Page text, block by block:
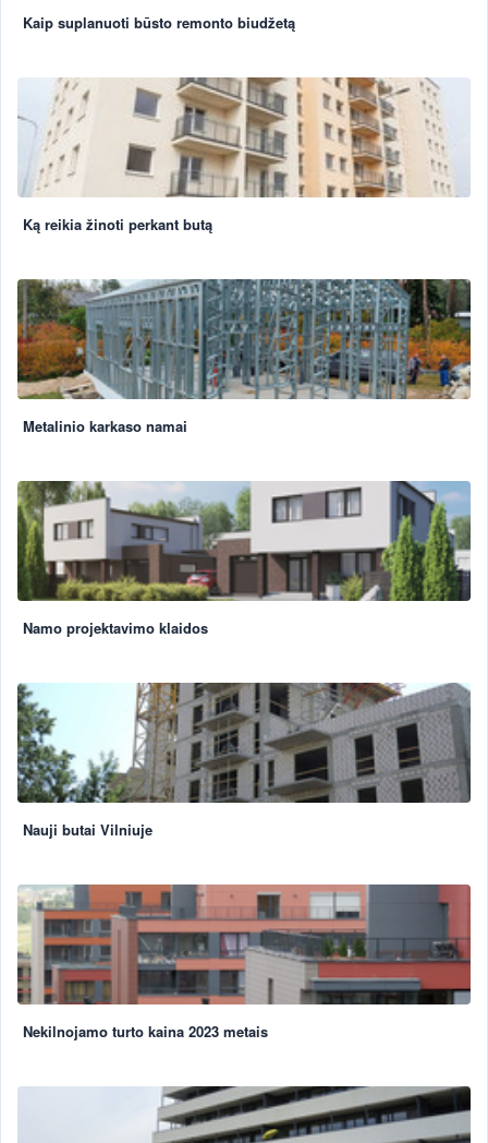
Kaip suplanuoti būsto remonto biudžetą
Ką reikia žinoti perkant butą
Metalinio karkaso namai
Namo projektavimo klaidos
Nauji butai Vilniuje
Nekilnojamo turto kaina 2023 metais